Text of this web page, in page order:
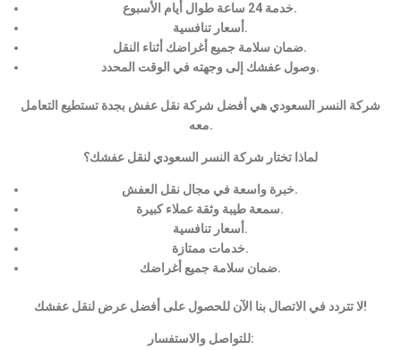
خدمة 24 ساعة طوال أيام الأسبوع.
أسعار تنافسية.
ضمان سلامة جميع أغراضك أثناء النقل.
وصول عفشك إلى وجهته في الوقت المحدد.
شركة النسر السعودي هي أفضل شركة نقل عفش بجدة تستطيع التعامل
معه.
لماذا تختار شركة النسر السعودي لنقل عفشك؟
خبرة واسعة في مجال نقل العفش.
سمعة طيبة وثقة عملاء كبيرة.
أسعار تنافسية.
خدمات ممتازة.
ضمان سلامة جميع أغراضك.
لا تتردد في الاتصال بنا الآن للحصول على أفضل عرض لنقل عفشك!
للتواصل والاستفسار: